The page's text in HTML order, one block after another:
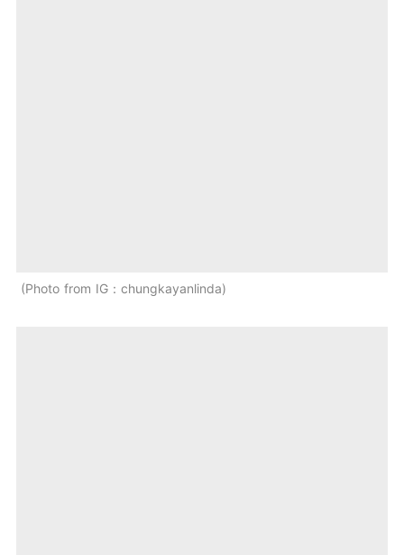
Photo from IG：chungkayanlinda